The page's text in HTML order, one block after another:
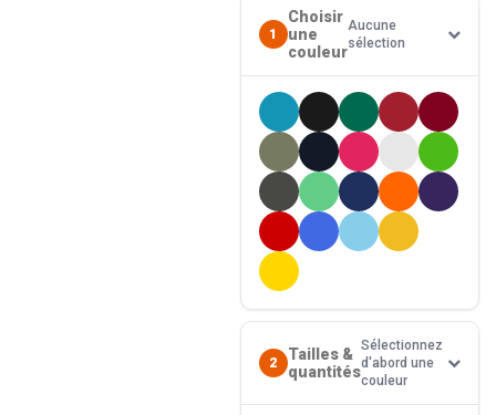
1
Choisir
une
couleur
Aucune
sélection
2
Tailles &
quantités
Sélectionnez
d'abord une
couleur